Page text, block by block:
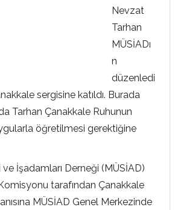
Nevzat
Tarhan
MÜSİADı
n
düzenledi
sergisine katıldı. Burada
Tarhan Çanakkale Ruhunun
öğretilmesi gerektiğine
İşadamları Derneği (MÜSİAD)
tarafından Çanakkale
MÜSİAD Genel Merkezinde